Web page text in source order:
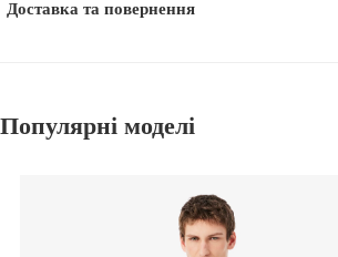
Доставка та повернення
Популярні моделі